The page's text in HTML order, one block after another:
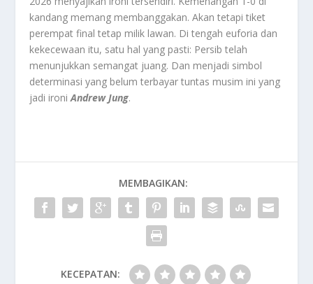
kandang memang membanggakan. Akan tetapi tiket
perempat final tetap milik lawan. Di tengah euforia dan
kekecewaan itu, satu hal yang pasti: Persib telah
menunjukkan semangat juang. Dan menjadi simbol
determinasi yang belum terbayar tuntas musim ini yang
jadi ironiAndrew Jung.
MEMBAGIKAN:
KECEPATAN: